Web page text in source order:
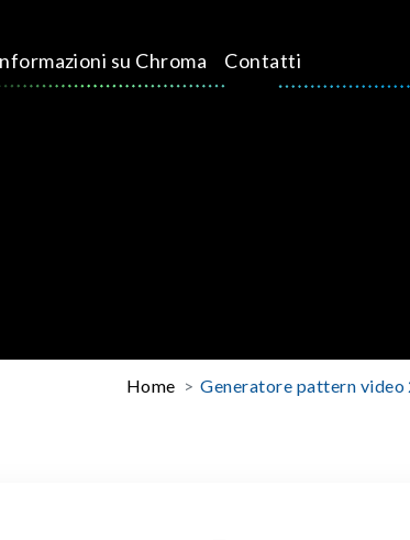
su Chroma Contatti
Home Generatore pattern